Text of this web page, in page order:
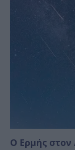
Ο Ερμής στον